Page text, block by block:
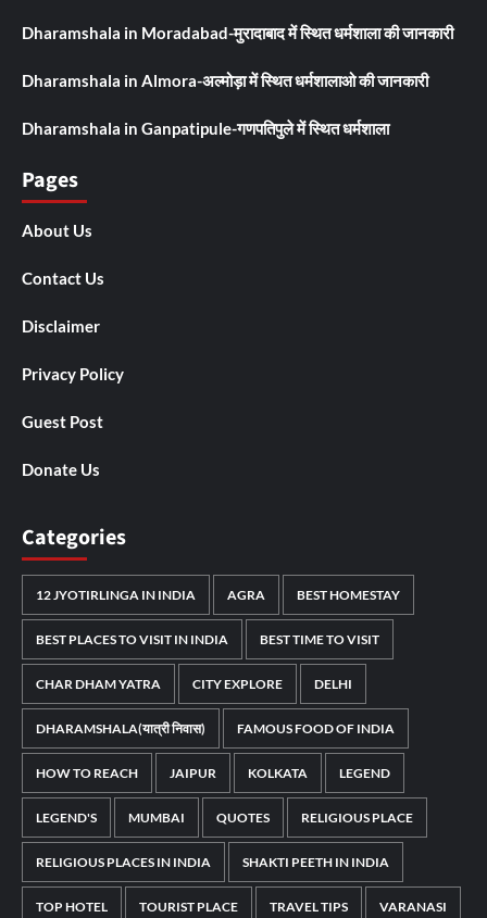
Dharamshala in Moradabad-मुरादाबाद में स्थित धर्मशाला की जानकारी
Dharamshala in Almora-अल्मोड़ा में स्थित धर्मशालाओ की जानकारी
Dharamshala in Ganpatipule-गणपतिपुले में स्थित धर्मशाला
Pages
About Us
Contact Us
Disclaimer
Privacy Policy
Guest Post
Donate Us
Categories
12 JYOTIRLINGA IN INDIA AGRA BEST HOMESTAY
BEST PLACES TO VISIT IN INDIA BEST TIME TO VISIT
CHAR DHAM YATRA CITY EXPLORE DELHI
DHARAMSHALA(यात्री निवास) FAMOUS FOOD OF INDIA
HOW TO REACH JAIPUR KOLKATA LEGEND
LEGEND'S MUMBAI QUOTES RELIGIOUS PLACE
RELIGIOUS PLACES IN INDIA SHAKTI PEETH IN INDIA
TOP HOTEL TOURIST PLACE TRAVEL TIPS VARANASI